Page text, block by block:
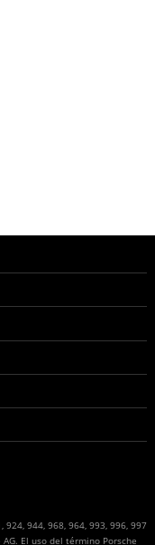
924, 944, 968, 964, 993, 996, 997
El uso del término Porsche